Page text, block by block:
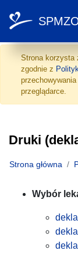
Druki
Strona korzysta
zgodnie z
przeglądarce.
Druki
Strona główna
Wybór